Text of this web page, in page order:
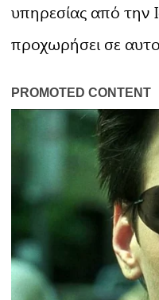
υπηρεσίας από την
προχωρήσει σε